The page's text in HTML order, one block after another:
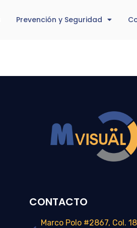
Prevención y Seguridad
CONTACTO
Marco Polo #2867, Col.